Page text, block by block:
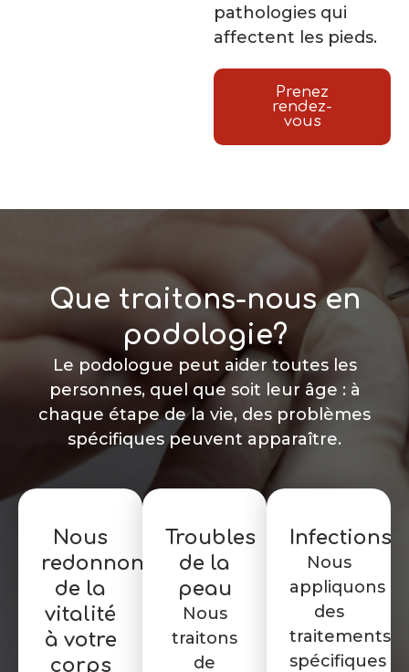
pathologies qui
affectent les pieds.
Prenez
rendez-
vous
Que traitons-nous en
podologie?
Le podologue peut aider toutes les
personnes, quel que soit leur âge : à
chaque étape de la vie, des problèmes
spécifiques peuvent apparaître.
Nous
redonnons
de la
vitalité
à votre
corps
Troubles
de la
peau
Nous
traitons
de
Infections
Nous
appliquons
des
traitements
spécifiques